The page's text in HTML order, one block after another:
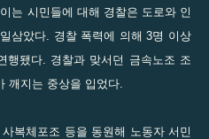
는 시민들에 대해 경찰은 도로와 인
삼았다. 경찰 폭력에 의해 3명 이상
행됐다. 경찰과 맞서던 금속노조 조
깨지는 중상을 입었다.
복체포조 등을 동원해 노동자 서민